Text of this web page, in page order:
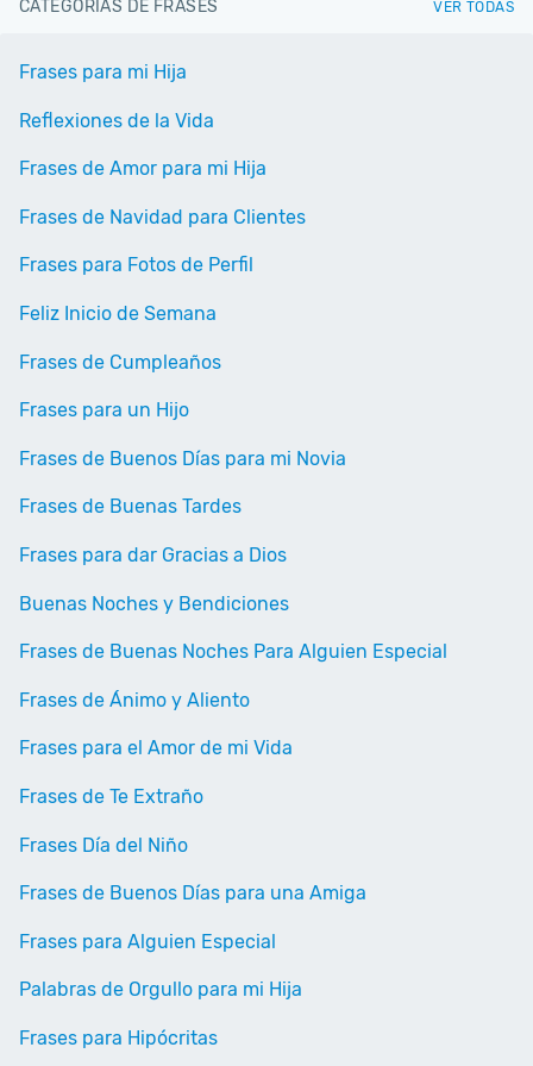
CATEGORÍAS DE FRASES VER TODAS
Frases para mi Hija
Reflexiones de la Vida
Frases de Amor para mi Hija
Frases de Navidad para Clientes
Frases para Fotos de Perfil
Feliz Inicio de Semana
Frases de Cumpleaños
Frases para un Hijo
Frases de Buenos Días para mi Novia
Frases de Buenas Tardes
Frases para dar Gracias a Dios
Buenas Noches y Bendiciones
Frases de Buenas Noches Para Alguien Especial
Frases de Ánimo y Aliento
Frases para el Amor de mi Vida
Frases de Te Extraño
Frases Día del Niño
Frases de Buenos Días para una Amiga
Frases para Alguien Especial
Palabras de Orgullo para mi Hija
Frases para Hipócritas